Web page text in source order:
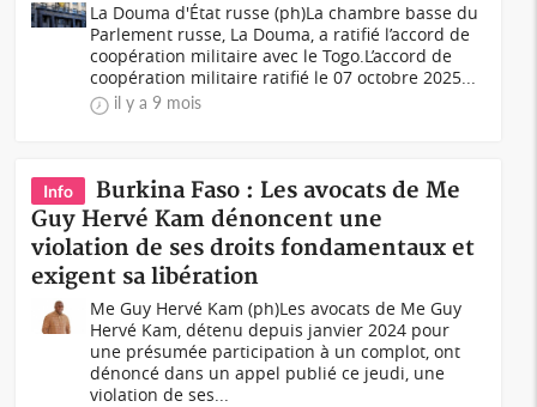
La Douma d'État russe (ph)La chambre basse du
Parlement russe, La Douma, a ratifié l’accord de
coopération militaire avec le Togo.L’accord de
coopération militaire ratifié le 07 octobre 2025...
il y a 9 mois
Info
Burkina Faso : Les avocats de Me
Guy Hervé Kam dénoncent une
violation de ses droits fondamentaux et
exigent sa libération
Me Guy Hervé Kam (ph)Les avocats de Me Guy
Hervé Kam, détenu depuis janvier 2024 pour
une présumée participation à un complot, ont
dénoncé dans un appel publié ce jeudi, une
violation de ses...